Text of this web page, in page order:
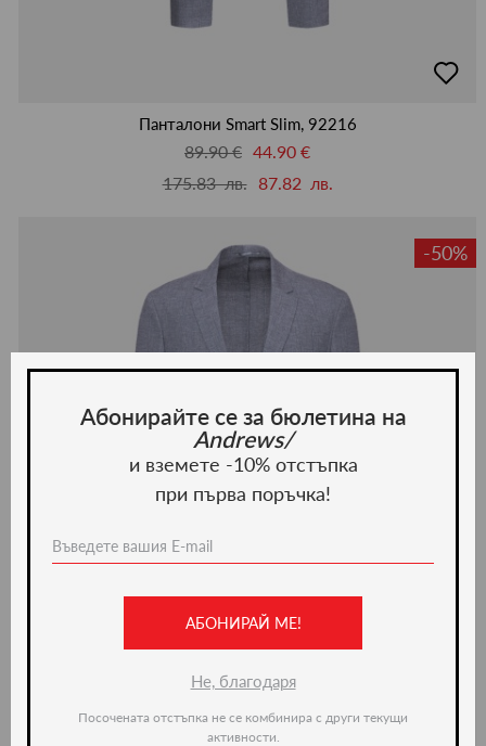
в
Панталони Smart Slim, 92216
89.90 € 44.90 €
175.83 лв.
87.82 лв.
-50%
Абонирайте се за бюлетина на
Andrews/
и вземете -10% отстъпка
при първа поръчка!
АБОНИРАЙ МЕ!
Не, благодаря
Посочената отстъпка не се комбинира с други текущи
активности.